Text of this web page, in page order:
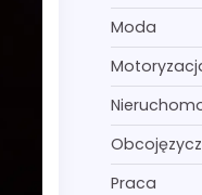
Moda
Praca